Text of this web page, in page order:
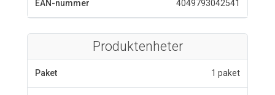
EAN-nummer 4049793042541
Produktenheter
Paket 1 paket